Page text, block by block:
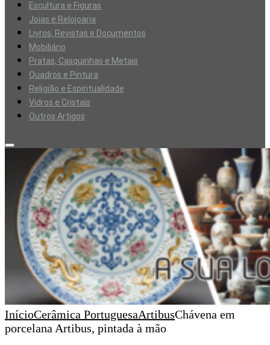
Escultura e Figuras
Joias e Relojoaria
Livros, Revistas e Documentos
Mobiliário
Pratas, Casquinhas e Metais
Quadros e Pintura
Religião e Espiritualidade
Vidros e Cristais
Outros Artigos
InícioCerâmica PortuguesaArtibusChávena em
porcelana Artibus, pintada à mão